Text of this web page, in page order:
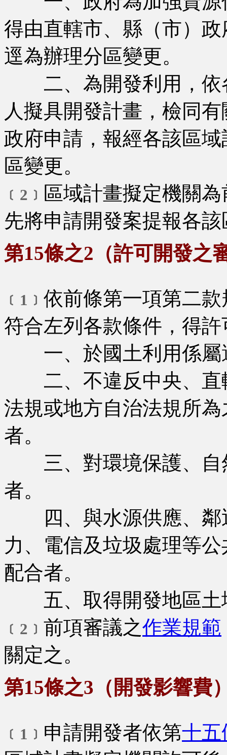
得由直轄市、縣（市）
逕為辦理分區變更。
二、為開發利用，依
人擬具開發計畫，檢同
政府申請，報經各該區
區變更。
﹝2﹞ 區域計畫擬定機關
先將申請開發案提報各
第15條之2（許可開發之
﹝1﹞ 依前條第一項第二
符合左列各款條件，得
一、於國土利用係屬
二、不違反中央、直
法規或地方自治法規所
者。
三、對環境保護、自
者。
四、與水源供應、鄰
力、電信及垃圾處理等
配合者。
五、取得開發地區土
﹝2﹞ 前項審議之作業規範
關定之。
第15條之3（開發影響費
﹝1﹞ 申請開發者依第十五